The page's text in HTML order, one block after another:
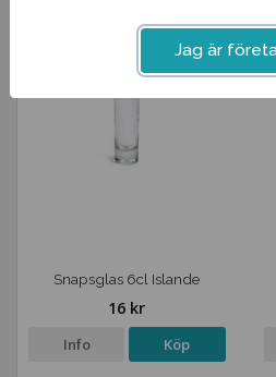
Snapsglas 6cl Islande
16 kr
Info Köp
Jag är